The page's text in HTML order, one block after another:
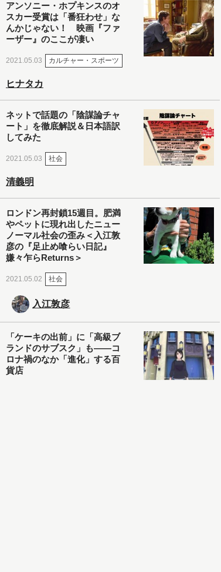
アンソニー・ホプキンスのオ
スカー受賞は「番狂わせ」な
んかじゃない！ 映画『ファ
ーザー』のここが凄い
2021.05.03 カルチャー・スポーツ
ヒナタカ
ネットで話題の「陰謀論チャ
ート」を徹底解説＆日本語訳
してみた
2021.05.03 社会
清義明
ロンドン再封鎖15週目。肥満
やペットに現れ出したニュー
ノーマル社会の歪み＜入江敦
彦の『足止め喰らい日記』
嫌々乍らReturns＞
2021.05.02 社会
入江敦彦
「ケーキの出前」に「高級ブ
ランドのサブスク」も――コ
ロナ禍のなか「進化」する百
貨店